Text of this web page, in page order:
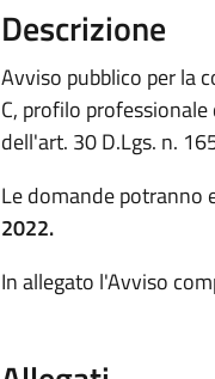
Descrizione
Avviso pubblico per la
C, profilo
dell'art. 30 D.Lgs. n.
Le domande potranno
2022.
In allegato l'Avviso